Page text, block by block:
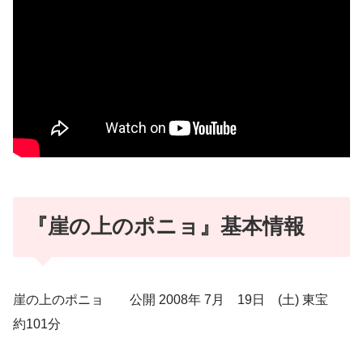
『崖の上のポニョ』 基本情報
崖の上のポニョ 公開 2008年 7月 19日 (土) 東宝
約101分